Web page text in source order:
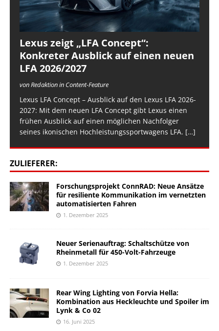
Lexus zeigt „LFA Concept“:
Konkreter Ausblick auf einen neuen
LFA 2026/2027
von Redaktion in Content-Feature
Lexus LFA Concept – Ausblick auf den Lexus LFA 2026-
2027: Mit dem neuen LFA Concept gibt Lexus einen
frühen Ausblick auf einen möglichen Nachfolger
seines ikonischen Hochleistungssportwagens LFA. […]
ZULIEFERER:
Forschungsprojekt ConnRAD: Neue Ansätze
für resiliente Kommunikation im vernetzten
automatisierten Fahren
1. Dezember 2025
Neuer Serienauftrag: Schaltschütze von
Rheinmetall für 450-Volt-Fahrzeuge
1. Dezember 2025
Rear Wing Lighting von Forvia Hella:
Kombination aus Heckleuchte und Spoiler im
Lynk & Co 02
16. Juni 2025